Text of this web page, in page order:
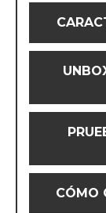
CÓMO